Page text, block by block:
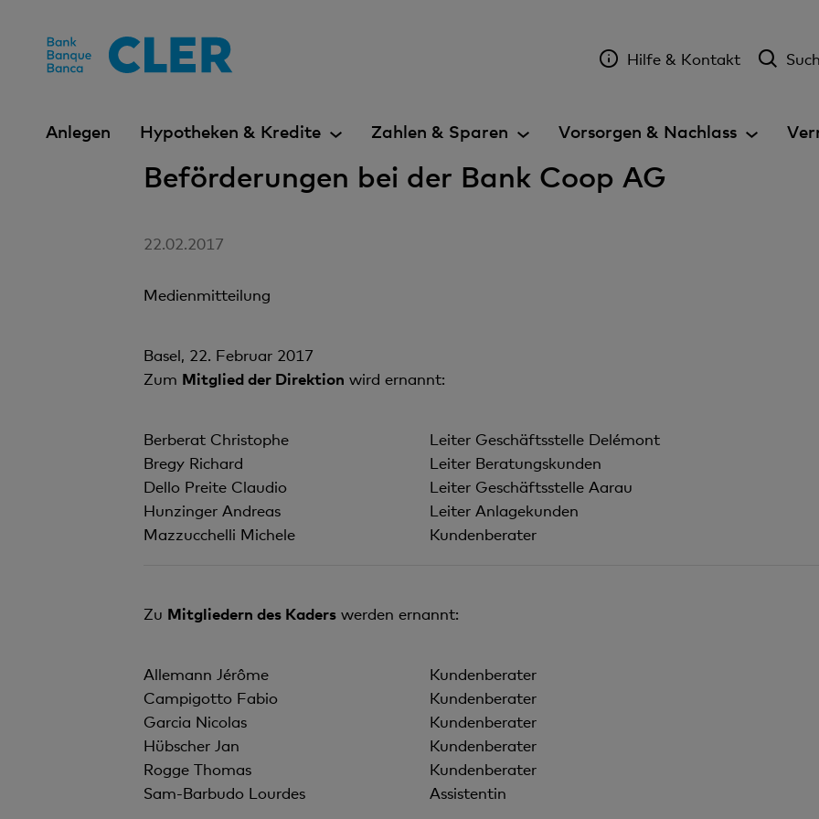
Hilfe & Kontakt
Anlegen Hypotheken & Kredite Zahlen & Sparen Vorsorgen & Nachlass
Beförderungen bei der Bank Coop AG
22.02.2017
Medienmitteilung
Basel, 22. Februar 2017
Zum Mitglied der Direktion wird ernannt:
Berberat Christophe
Bregy Richard
Dello Preite Claudio
Hunzinger Andreas
Mazzucchelli Michele
Leiter Geschäftsstelle Delémont
Leiter Beratungskunden
Leiter Geschäftsstelle Aarau
Leiter Anlagekunden
Kundenberater
Zu Mitgliedern des Kaderswerden ernannt:
Allemann Jérôme
Campigotto Fabio
Garcia Nicolas
Hübscher Jan
Rogge Thomas
Sam-Barbudo Lourdes
Kundenberater
Kundenberater
Kundenberater
Kundenberater
Kundenberater
Assistentin